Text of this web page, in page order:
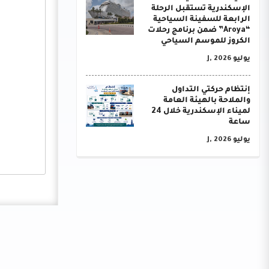
الإسكندرية تستقبل الرحلة
الرابعة للسفينة السياحية
“Aroya” ضمن برنامج رحلات
الكروز للموسم السياحي
يوليو J, 2026
إنتظام حركتي التداول
والملاحة بالهيئة العامة
لميناء الإسكندرية خلال 24
ساعة
يوليو J, 2026